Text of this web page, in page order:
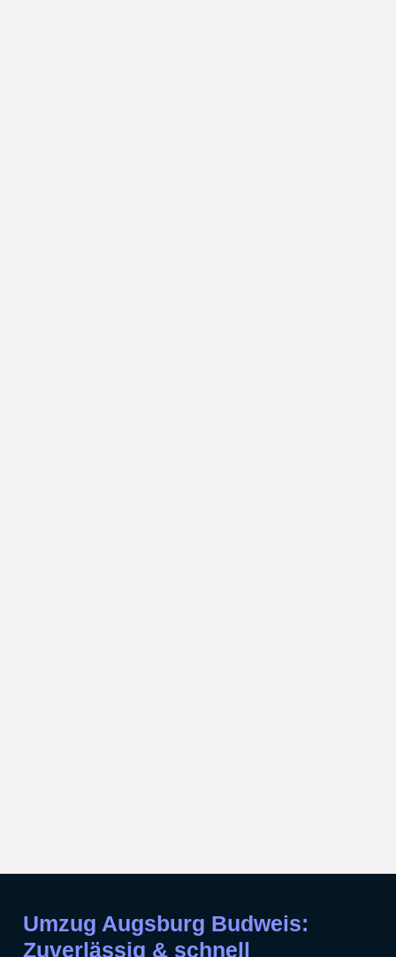
Umzug Augsburg Budweis:
Zuverlässig & schnell